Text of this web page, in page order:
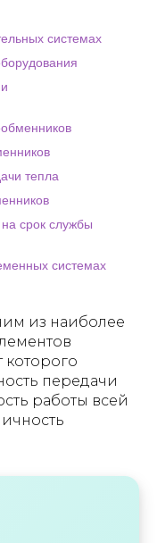
системах
тепла
срок службы
системах
из наиболее
которого
передачи
работы всей